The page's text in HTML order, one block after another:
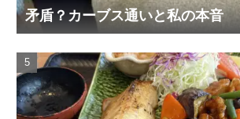
矛盾？カーブス通いと私の本音